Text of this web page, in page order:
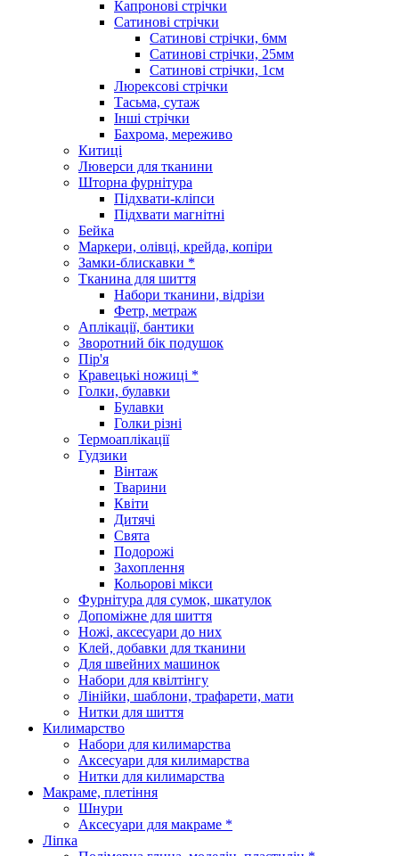
Капронові стрічки
Сатинові стрічки
Сатинові стрічки, 6мм
Сатинові стрічки, 25мм
Сатинові стрічки, 1см
Люрексові стрічки
Тасьма, сутаж
Інші стрічки
Бахрома, мереживо
Китиці
Люверси для тканини
Шторна фурнітура
Підхвати-кліпси
Підхвати магнітні
Бейка
Маркери, олівці, крейда, копіри
Замки-блискавки *
Тканина для шиття
Набори тканини, відрізи
Фетр, метраж
Аплікації, бантики
Зворотний бік подушок
Пір'я
Кравецькі ножиці *
Голки, булавки
Булавки
Голки різні
Термоаплікації
Гудзики
Вінтаж
Тварини
Квіти
Дитячі
Свята
Подорожі
Захоплення
Кольорові мікси
Фурнітура для сумок, шкатулок
Допоміжне для шиття
Ножі, аксесуари до них
Клей, добавки для тканини
Для швейних машинок
Набори для квілтінгу
Лінійки, шаблони, трафарети, мати
Нитки для шиття
Килимарство
Набори для килимарства
Аксесуари для килимарства
Нитки для килимарства
Макраме, плетіння
Шнури
Аксесуари для макраме *
Ліпка